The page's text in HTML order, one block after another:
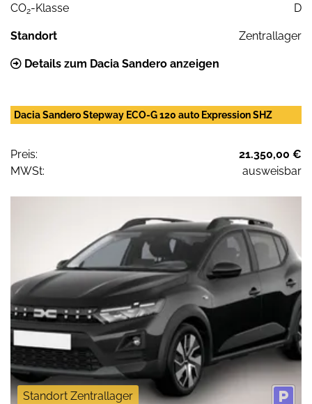
CO2-Klasse D
Standort Zentrallager
Details zum Dacia Sandero anzeigen
Dacia Sandero Stepway ECO-G 120 auto Expression SHZ
Preis:
21.350,00 €
MWSt:
ausweisbar
Standort Zentrallager